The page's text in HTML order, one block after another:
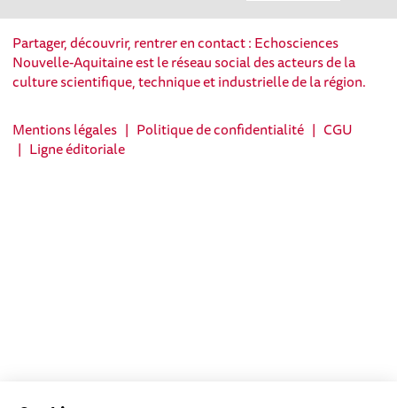
Partager, découvrir, rentrer en contact : Echosciences
Nouvelle-Aquitaine est le réseau social des acteurs de la
culture scientifique, technique et industrielle de la région.
Mentions légales | Politique de confidentialité | CGU
| Ligne éditoriale